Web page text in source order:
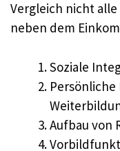
Vergleich nicht
neben dem
Soziale
Aufbau von